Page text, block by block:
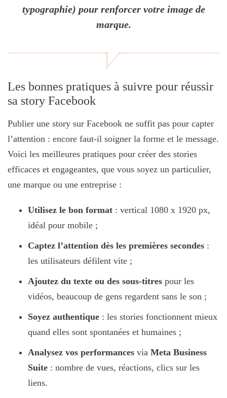
typographie) pour renforcer votre image de
marque.
Les bonnes pratiques à suivre pour réussir
sa story Facebook
Publier une story sur Facebook ne suffit pas pour capter
l’attention : encore faut-il soigner la forme et le message.
Voici les meilleures pratiques pour créer des stories
efficaces et engageantes, que vous soyez un particulier,
une marque ou une entreprise :
Utilisez le bon format : vertical 1080 x 1920 px,
idéal pour mobile ;
Captez l’attention dès les premières secondes :
les utilisateurs défilent vite ;
Ajoutez du texte ou des sous-titres pour les
vidéos, beaucoup de gens regardent sans le son ;
Soyez authentique : les stories fonctionnent mieux
quand elles sont spontanées et humaines ;
Analysez vos performances via Meta Business
Suite : nombre de vues, réactions, clics sur les
liens.